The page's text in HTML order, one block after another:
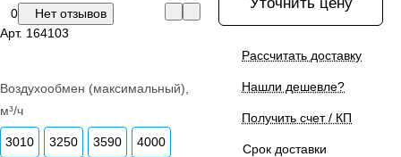
0
Нет отзывов
Арт. 164103
Воздухообмен (максимальный),
м³/ч
3010 3250 3590 4000
Рассчитать доставку
Нашли дешевле?
Получить счет / КП
Срок доставки